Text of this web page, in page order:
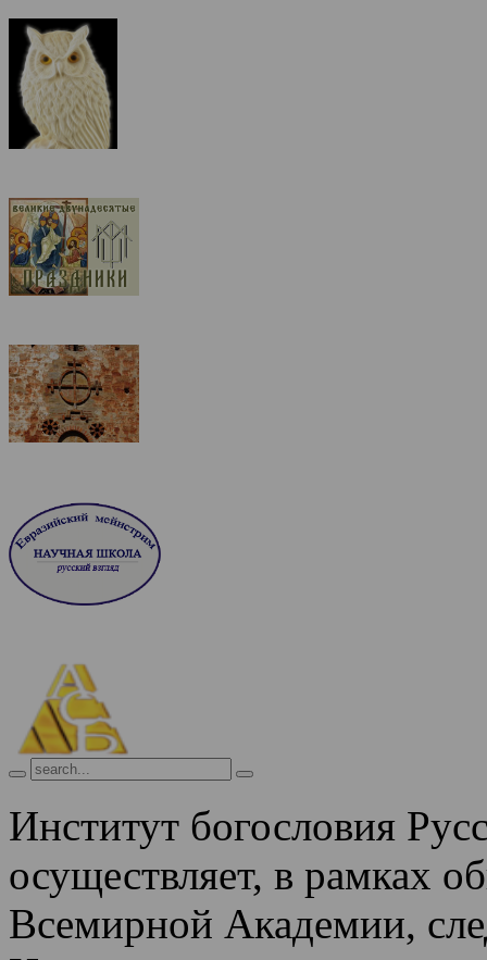
Институт богословия
осуществляет, в рамках
Всемирной Академии,